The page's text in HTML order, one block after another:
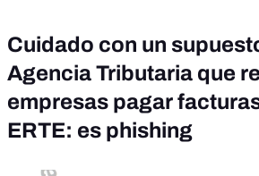
Cuidado con un
Agencia Tributaria que
empresas pagar
ERTE: es phishing